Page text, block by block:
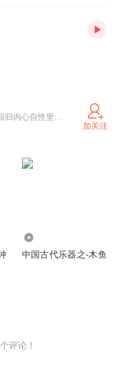
音乐使人心由躁入静进而物我两忘，回归内心自性里丰富的精神世界。
加关注
中国古代乐器之-木鱼
评论！